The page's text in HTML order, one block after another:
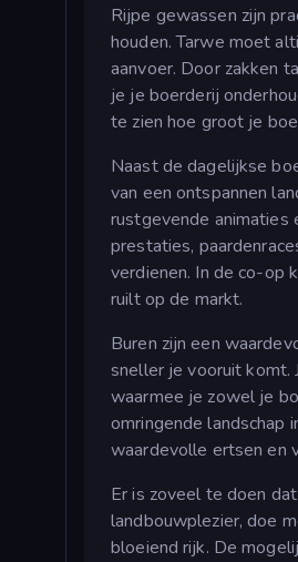
Rijpe gewassen zijn
houden. Tarwe moet
aanvoer. Door zakken
je je boerderij
te zien hoe groot je
Naast de dagelijkse
van een ontspannen
rustgevende animaties
prestaties,
verdienen. In de co-op
ruilt op de markt.
Buren zijn een
sneller je vooruit komt.
waarmee je zowel je
omringende landschap
waardevolle ertsen en
Er is zoveel te doen
landbouwplezier, doe
bloeiend rijk. De